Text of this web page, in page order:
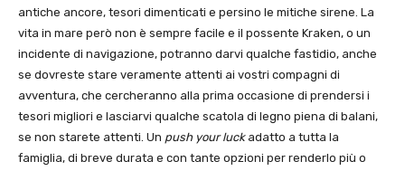
antiche ancore, tesori dimenticati e persino le mitiche sirene. La
vita in mare però non è sempre facile e il possente Kraken, o un
incidente di navigazione, potranno darvi qualche fastidio, anche
se dovreste stare veramente attenti ai vostri compagni di
avventura, che cercheranno alla prima occasione di prendersi i
tesori migliori e lasciarvi qualche scatola di legno piena di balani,
se non starete attenti. Un push your luckadatto a tutta la
famiglia, di breve durata e con tante opzioni per renderlo più o